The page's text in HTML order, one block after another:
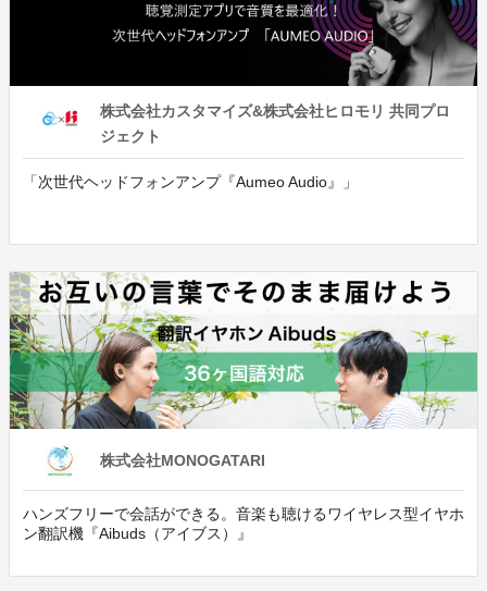
株式会社カスタマイズ&株式会社ヒロモリ 共同プロ
ジェクト
「次世代ヘッドフォンアンプ『Aumeo Audio』」
株式会社MONOGATARI
ハンズフリーで会話ができる。音楽も聴けるワイヤレス型イヤホ
ン翻訳機『Aibuds（アイブス）』